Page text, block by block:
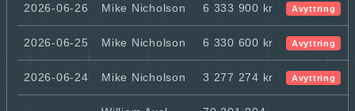
2026-06-26 Mike Nicholson 6 333 900 kr Avyttring
2026-06-25 Mike Nicholson 6 330 600 kr Avyttring
2026-06-24 Mike Nicholson 3 277 274 kr Avyttring